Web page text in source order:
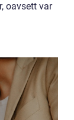
oavsett var